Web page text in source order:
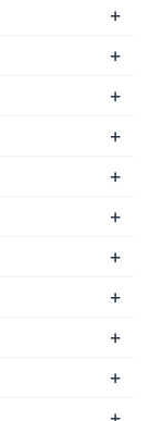
+
+
+
+
+
+
+
+
+
+